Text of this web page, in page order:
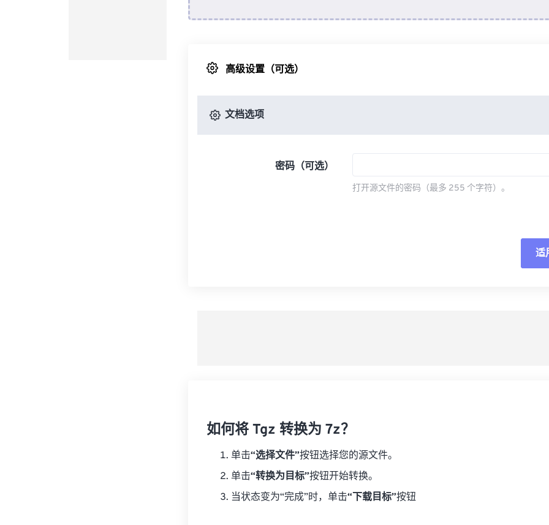
高级设置（可选）
文档选项
密码（可选）
打开源文件的密码（最多 255 个字符）。
适
如何将 Tgz 转换为 7z？
单击“选择文件”按钮选择您的源文件。
单击“转换为目标”按钮开始转换。
当状态变为“完成”时，单击“下载目标”按钮